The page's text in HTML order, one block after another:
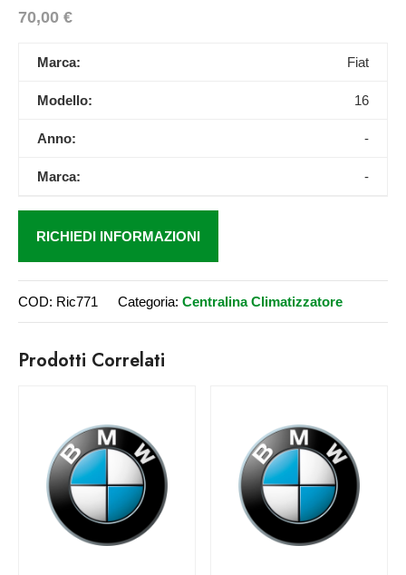
70,00 €
Marca: Fiat
Modello: 16
Anno: -
Marca: -
RICHIEDI INFORMAZIONI
COD: Ric771 Categoria: Centralina Climatizzatore
Prodotti Correlati